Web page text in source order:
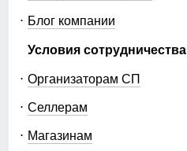
Блог компании
Условия сотрудничества
Организаторам СП
Селлерам
Магазинам